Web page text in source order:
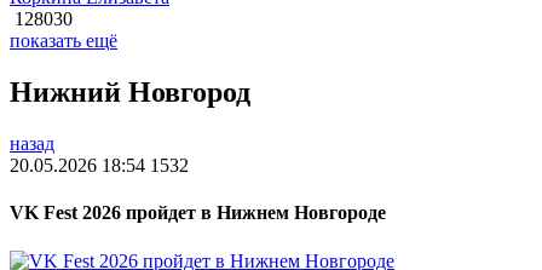
128030
показать ещё
Нижний Новгород
назад
20.05.2026 18:54 1532
VK Fest 2026 пройдет в Нижнем Новгороде